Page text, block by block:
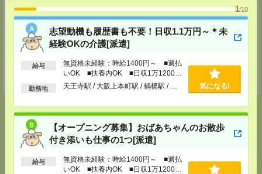
1/10
志望動機も履歴書も不要！日収1.1万円～＊未
経験OKの介護[派遣]
給与
無資格未経験：時給1400円～ ■週払
いOK ■扶養内OK ■日収1万1200円
以上
勤務地 天王寺駅 / 大阪上本町駅 / 鶴橋駅 / … 気になる!
【オープニング募集】おばあちゃんのお散歩
付き添いも仕事の1つ[派遣]
給与
無資格未経験：時給1400円～ ■週払
いOK ■扶養内OK ■日収1万1200円
メディカルケア事業部 京都オフィス
京都府京都市下京区東塩小路町843番地2 日本生命京都ヤサカビル5F
TEL：0120-975-927
MAIL：tenshoku@nikken-ts.jp
担当：採用担当
登録交通費
★今ならご来社登録でQUOカード2000円分をプレゼント中★
応募ページへ